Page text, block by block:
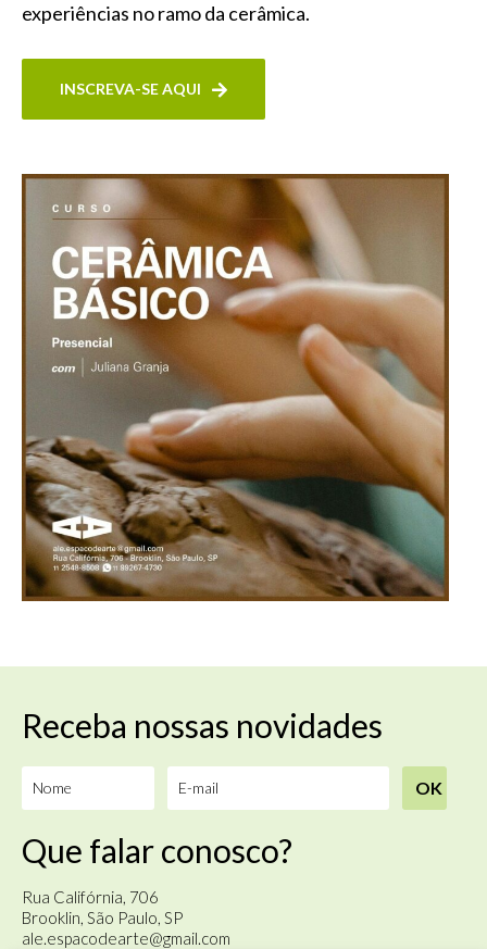
experiências no ramo da cerâmica.
INSCREVA-SE AQUI
Receba nossas novidades
Que falar conosco?
Rua Califórnia, 706
Brooklin, São Paulo, SP
ale.espacodearte@gmail.com